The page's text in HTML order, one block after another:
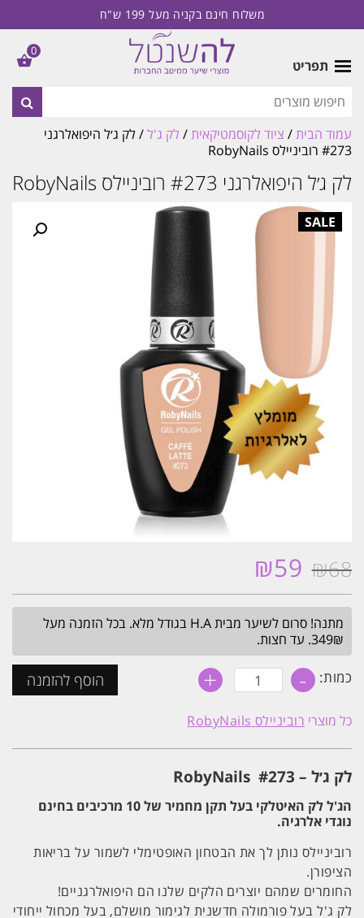
משלוח חינם בקניה מעל 199 ש"ח
תפריט
עמוד הבית/ ציוד לקוסמטיקאית/ לק ג'ל/ לק ג׳ל היפואלרגני
#273 רוביניילס RobyNails
לק ג׳ל היפואלרגני #273 רוביניילס RobyNails
₪68
המחיר
היה:
₪68.
₪59
הוא:
₪59.
מתנה! סרום לשיער מבית H.A בגודל מלא. בכל הזמנה מעל
349₪. עד חצות.
כמות: - כמות
של
ג׳ל
היפואלרגני
רוביניילס
+ הוסף להזמנה
כל מוצרי רוביניילס RobyNails
לק ג׳ל – #273 RobyNails
הג'ל לק האיטלקי בעל תקן מחמיר של 10 מרכיבים בחינם
נוגדי אלרגיה.
רוביניילס נותן לך את הבטחון האופטימלי לשמור על בריאות
הציפורן.
החומרים שמהם יוצרים הלקים שלנו הם היפואלרגניים!
לק ג'ל בעל פורמולה חדשנית לגימור מושלם, בעל מכחול ייחודי
0